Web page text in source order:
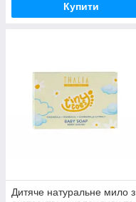
Купити
Дитяче натуральне мило з